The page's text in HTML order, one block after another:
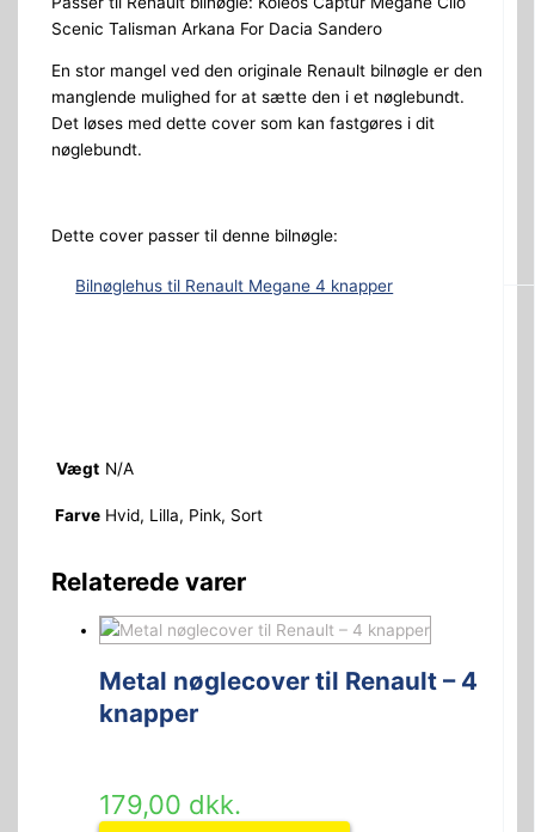
Scenic Talisman Arkana For Dacia Sandero
En stor mangel ved den originale Renault bilnøgle er den
manglende mulighed for at sætte den i et nøglebundt.
Det løses med dette cover som kan fastgøres i dit
nøglebundt.
Dette cover passer til denne bilnøgle:
Bilnøglehus til Renault Megane 4 knapper
Vægt N/A
Farve Hvid, Lilla, Pink, Sort
Relaterede varer
Metal nøglecover til Renault – 4
knapper
179,00 dkk.